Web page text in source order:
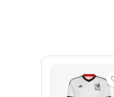
tenis nike